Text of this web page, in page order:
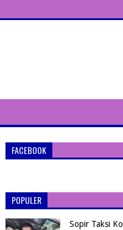
FACEBOOK
POPULER
Sopir Taksi